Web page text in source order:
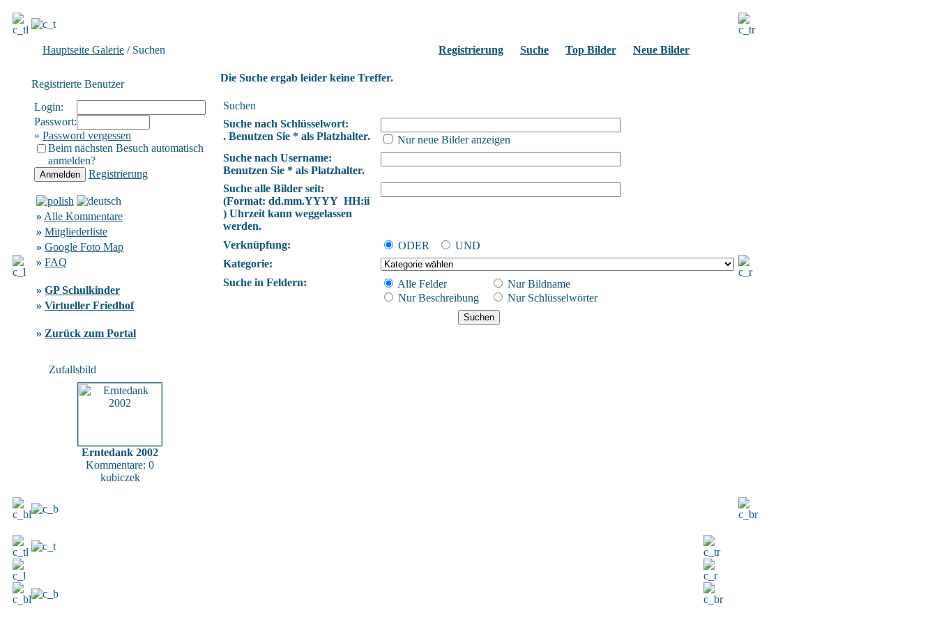
Hauptseite Galerie / Suchen Registrierung Suche Top Bilder Neue Bilder
Registrierte Benutzer
Login:
Passwort:
» Password vergessen
Beim nächsten Besuch automatisch
anmelden?
Registrierung
» Alle Kommentare
» Mitgliederliste
» Google Foto Map
» FAQ
» GP Schulkinder
» Virtueller Friedhof
» Zurück zum Portal
Zufallsbild
Erntedank 2002
Kommentare: 0
kubiczek
Die Suche ergab leider keine Treffer.
Suchen
Suche nach Schlüsselwort:
. Benutzen Sie * als Platzhalter.
Nur neue Bilder anzeigen
Suche nach Username:
Benutzen Sie * als Platzhalter.
Suche alle Bilder seit:
(Format: dd.mm.YYYY HH:ii
) Uhrzeit kann weggelassen
werden.
Verknüpfung:
ODER
UND
Kategorie:
Suche in Feldern:
Alle Felder
Nur Bildname
Nur Beschreibung
Nur Schlüsselwörter